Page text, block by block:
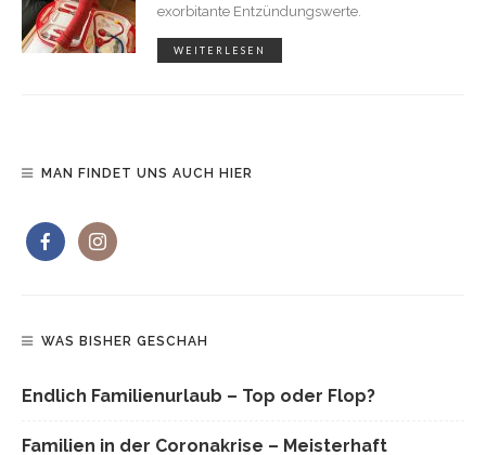
exorbitante Entzündungswerte.
WEITERLESEN
MAN FINDET UNS AUCH HIER
WAS BISHER GESCHAH
Endlich Familienurlaub – Top oder Flop?
Familien in der Coronakrise – Meisterhaft